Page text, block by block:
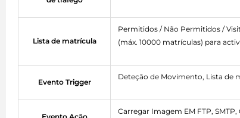
Lista de matrícula
Permitidos / Não Permitidos /
(máx. 10000 matrículas) para
Evento Trigger
Deteção de Movimento, Lista de
Carregar Imagem EM FTP,